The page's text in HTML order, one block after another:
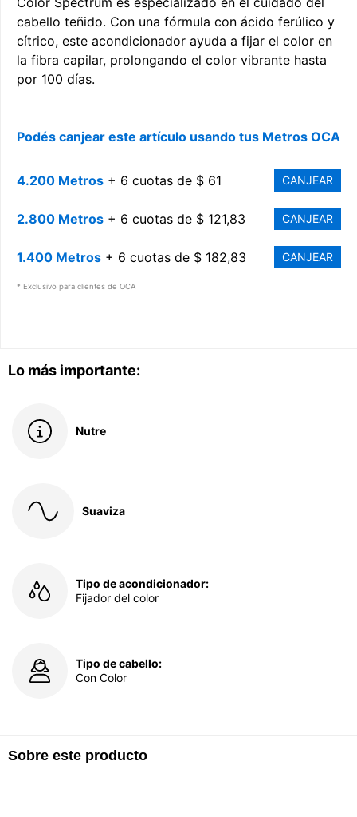
Lo más importante:
Nutre
Suaviza
Tipo de acondicionador:
Fijador del color
Tipo de cabello:
Con Color
Sobre este producto
cabello teñido. Con una fórmula con ácido ferúlico y
cítrico, este acondicionador ayuda a fijar el color en
la fibra capilar, prolongando el color vibrante hasta
por 100 días.
Podés canjear este artículo usando tus Metros OCA
4.200 Metros + 6 cuotas de $ 61 CANJEAR
2.800 Metros + 6 cuotas de $ 121,83 CANJEAR
1.400 Metros + 6 cuotas de $ 182,83 CANJEAR
* Exclusivo para clientes de OCA